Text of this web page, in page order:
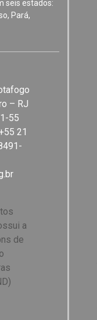
seis estados:
Pará,
– RJ
55
21
a
de